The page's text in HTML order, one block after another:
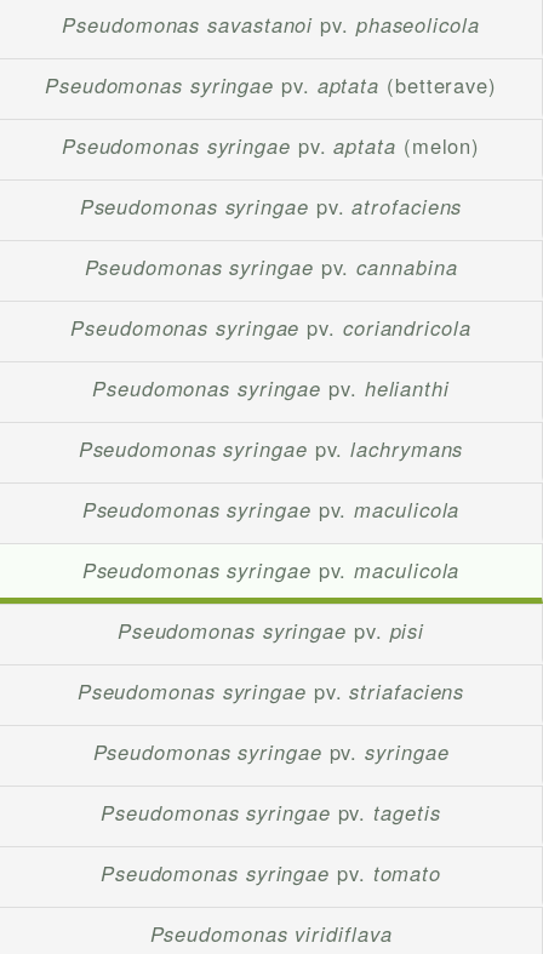
Pseudomonas savastanoi pv. phaseolicola
Pseudomonas syringae pv. aptata (betterave)
Pseudomonas syringae pv.aptata (melon)
Pseudomonas syringae pv. atrofaciens
Pseudomonas syringae pv. cannabina
Pseudomonas syringae pv. coriandricola
Pseudomonas syringae pv. helianthi
Pseudomonas syringae pv.lachrymans
Pseudomonas syringae pv.maculicola
Pseudomonas syringae pv.maculicola
Pseudomonas syringae pv. pisi
Pseudomonas syringae pv.striafaciens
Pseudomonas syringae pv. syringae
Pseudomonas syringae pv. tagetis
Pseudomonas syringae pv. tomato
Pseudomonas viridiflava